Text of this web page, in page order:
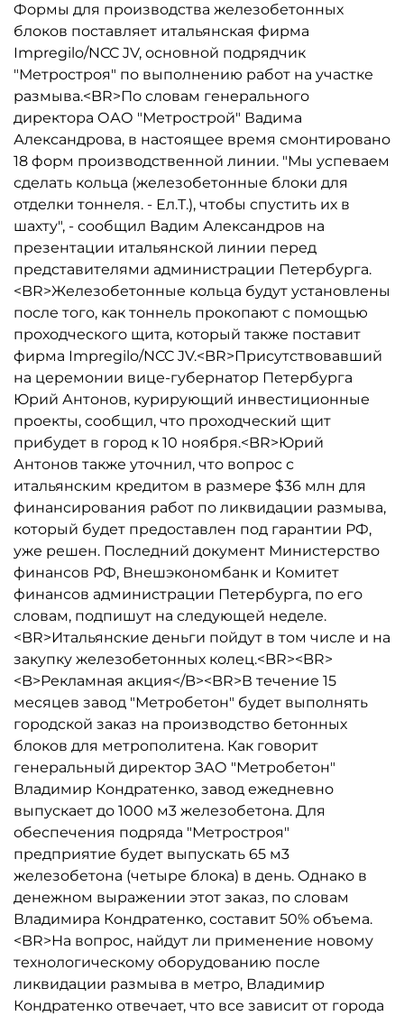
Формы для производства железобетонных
блоков поставляет итальянская фирма
Impregilo/NCC JV, основной подрядчик
"Метростроя" по выполнению работ на участке
размыва.<BR>По словам генерального
директора ОАО "Метрострой" Вадима
Александрова, в настоящее время смонтировано
18 форм производственной линии. "Мы успеваем
сделать кольца (железобетонные блоки для
отделки тоннеля. - Ел.Т.), чтобы спустить их в
шахту", - сообщил Вадим Александров на
презентации итальянской линии перед
представителями администрации Петербурга.
<BR>Железобетонные кольца будут установлены
после того, как тоннель прокопают с помощью
проходческого щита, который также поставит
фирма Impregilo/NCC JV.<BR>Присутствовавший
на церемонии вице-губернатор Петербурга
Юрий Антонов, курирующий инвестиционные
проекты, сообщил, что проходческий щит
прибудет в город к 10 ноября.<BR>Юрий
Антонов также уточнил, что вопрос с
итальянским кредитом в размере $36 млн для
финансирования работ по ликвидации размыва,
который будет предоставлен под гарантии РФ,
уже решен. Последний документ Министерство
финансов РФ, Внешэкономбанк и Комитет
финансов администрации Петербурга, по его
словам, подпишут на следующей неделе.
<BR>Итальянские деньги пойдут в том числе и на
закупку железобетонных колец.<BR><BR>
<B>Рекламная акция</B><BR>В течение 15
месяцев завод "Метробетон" будет выполнять
городской заказ на производство бетонных
блоков для метрополитена. Как говорит
генеральный директор ЗАО "Метробетон"
Владимир Кондратенко, завод ежедневно
выпускает до 1000 м3 железобетона. Для
обеспечения подряда "Метростроя"
предприятие будет выпускать 65 м3
железобетона (четыре блока) в день. Однако в
денежном выражении этот заказ, по словам
Владимира Кондратенко, составит 50% объема.
<BR>На вопрос, найдут ли применение новому
технологическому оборудованию после
ликвидации размыва в метро, Владимир
Кондратенко отвечает, что все зависит от города